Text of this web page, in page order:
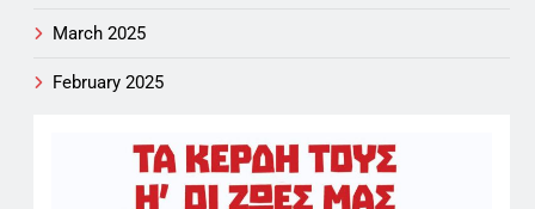
March 2025
February 2025